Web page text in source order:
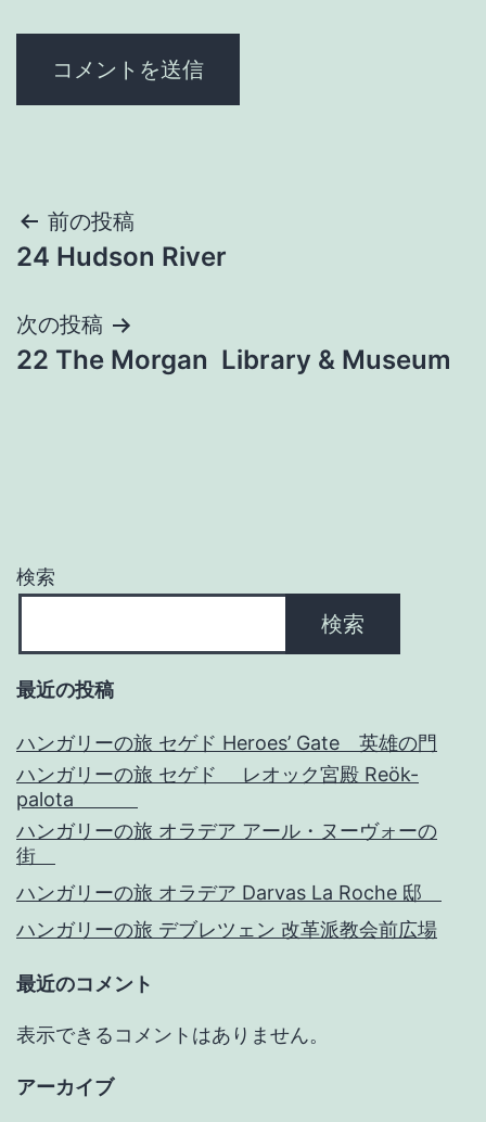
投
稿
ナ
ビ
ョ
前の投稿
24 Hudson River
次の投稿
22 The Morgan Library & Museum
検索
検索
最近の投稿
ハンガリーの旅 セゲド Heroes’ Gate 英雄の門
ハンガリーの旅 セゲド レオック宮殿 Reök-
palota
ハンガリーの旅 オラデア アール・ヌーヴォーの
街
ハンガリーの旅 オラデア Darvas La Roche 邸
ハンガリーの旅 デブレツェン 改革派教会前広場
最近のコメント
表示できるコメントはありません。
アーカイブ